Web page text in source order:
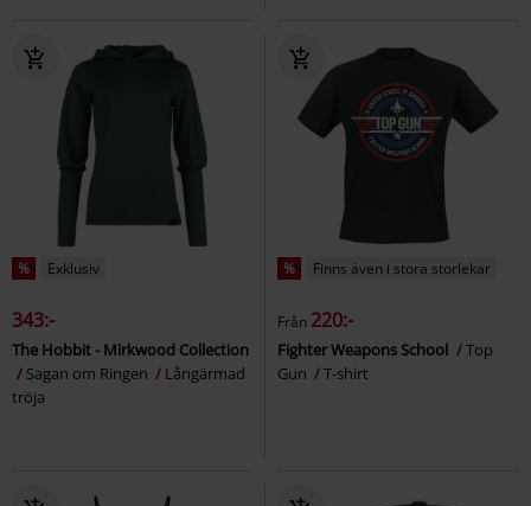
% Exklusiv
343:-
The Hobbit - Mirkwood Collection
Sagan om Ringen
Långärmad
tröja
% Finns även i stora storlekar
Från 220:-
Fighter Weapons School
Top
Gun
T-shirt